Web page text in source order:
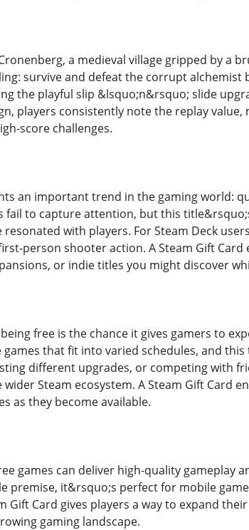
a medieval village gripped by a
survive and defeat the corrupt alchemist
the playful slip &lsquo;n&rsquo; slide
players consistently note the replay
score challenges.
an important trend in the gaming world:
fail to capture attention, but this
with players. For Steam Deck
person shooter action. A Steam Gift
or indie titles you might discover
free is the chance it gives gamers to
that fit into varied schedules, and
different upgrades, or competing with
Steam ecosystem. A Steam Gift Card
as they become available.
games can deliver high-quality gameplay
premise, it&rsquo;s perfect for mobile
Gift Card gives players a way to expand
gaming landscape.